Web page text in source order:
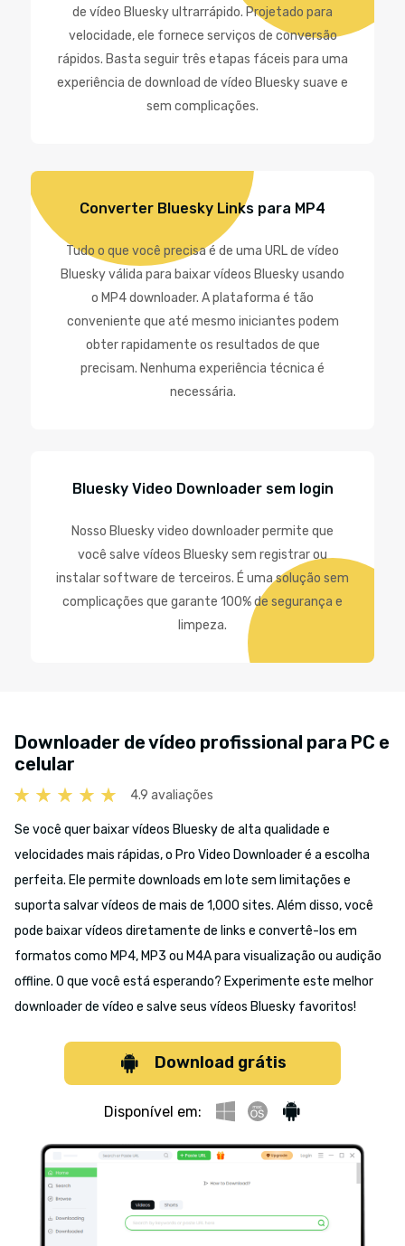
de vídeo Bluesky ultrarrápido. Projetado para
velocidade, ele fornece serviços de conversão
rápidos. Basta seguir três etapas fáceis para uma
experiência de download de vídeo Bluesky suave e
sem complicações.
Converter Bluesky Links para MP4
Tudo o que você precisa é de uma URL de vídeo
Bluesky válida para baixar vídeos Bluesky usando
o MP4 downloader. A plataforma é tão
conveniente que até mesmo iniciantes podem
obter rapidamente os resultados de que
precisam. Nenhuma experiência técnica é
necessária.
Bluesky Video Downloader sem login
Nosso Bluesky video downloader permite que
você salve vídeos Bluesky sem registrar ou
instalar software de terceiros. É uma solução sem
complicações que garante 100% de segurança e
limpeza.
Downloader de vídeo profissional para PC e
celular
4.9 avaliações
Se você quer baixar vídeos Bluesky de alta qualidade e
velocidades mais rápidas, o Pro Video Downloader é a escolha
perfeita. Ele permite downloads em lote sem limitações e
suporta salvar vídeos de mais de 1,000 sites. Além disso, você
pode baixar vídeos diretamente de links e convertê-los em
formatos como MP4, MP3 ou M4A para visualização ou audição
offline. O que você está esperando? Experimente este melhor
downloader de vídeo e salve seus vídeos Bluesky favoritos!
Download grátis
Disponível em: